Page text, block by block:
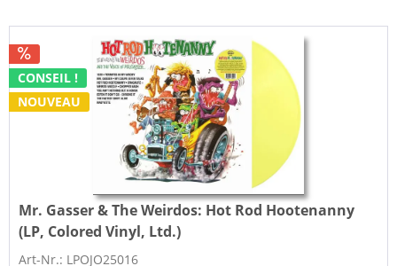
CONSEIL !
NOUVEAU
Mr. Gasser & The Weirdos: Hot Rod Hootenanny
(LP, Colored Vinyl, Ltd.)
Art-Nr.: LPOJO25016